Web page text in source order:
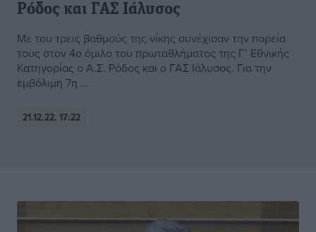
Ρόδος και ΓΑΣ Ιάλυσος
Με του τρεις βαθμούς της νίκης συνέχισαν την πορεία
τους στον 4ο όμιλο του πρωταθλήματος της Γ’ Εθνικής
Κατηγορίας ο Α.Σ. Ρόδος και ο ΓΑΣ Ιάλυσος. Για την
εμβόλιμη 7η ...
21.12.22, 17:22